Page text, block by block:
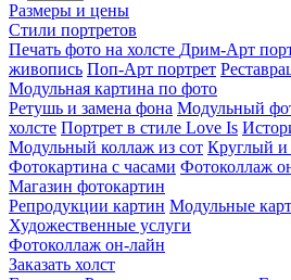
Размеры и цены
Стили портретов
Печать фото на холсте Дрим-Арт
живопись Поп-Арт портрет
Модульная картина по фото
Ретушь и замена фона Модульный
холсте Портрет в стиле Love Is
Модульный коллаж из сот Круглый и
Фотокартина с часами Фотоколлаж
Магазин фотокартин
Репродукции картин Модульные
Художественные услуги
Фотоколлаж он-лайн
Заказать холст